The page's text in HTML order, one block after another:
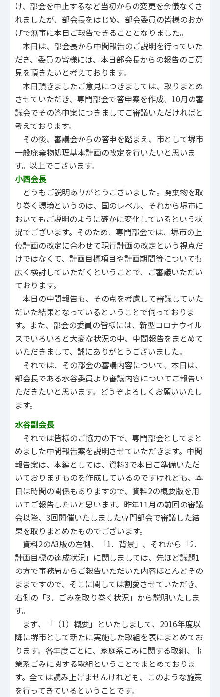
け、部会を中止するなど当初からの変更を余儀なくさ
れましたが、部会長をはじめ、部会委員の皆様のおか
げで無事に本日ご報告できることとなりました。
本日は、部会長から中間報告のご説明を行っていた
だき、委員の皆様には、本日部会長からの報告のご意
見を頂きたいと考えております。
本日頂きましたご意見につきましては、取りまとめ
させていただき、専門部会で答申案を作成、10月の審
議会でその答申案につきましてご審議いただければと
考えております。
その後、審議会からの答申を踏まえ、市として堺市
一般廃棄物処理基本計画の改定を行いたいと思いま
す。以上でございます。
小西会長
どうもご説明ありがとうございました。廃棄物を取
り巻く環境というのは、国のレベル、それから堺市に
おいてもご説明のように確かに変化しているという状
況でございます。そのため、専門部会では、堺市の上
位計画の改定に合わせて現行計画の改定という視点だ
けではなくて、計画目標項目や計画期間等についても
広く検討していただくということで、ご審議いただい
ております。
本日の中間報告も、その点を考慮して審議していた
だいた結果となっているということで伺っておりま
す。また、部会の委員の皆様には、新型コロナウイル
スでいろいろと大変な状況の中、中間報告をまとめて
いただきまして、誠にありがとうございました。
それでは、その部会の審議内容について、本日は、
部会長である水谷委員より審議内容についてご報告い
ただきたいと思います。どうぞよろしくお願いいたし
ます。
水谷副会長
それでは皆様のご協力の下で、専門部会としてまと
めました中間報告案を説明させていただきます。中間
報告案は、本編としては、資料3で本日ご準備いただ
いておりますものを作成しているのですけれども、本
日は時間の関係もありますので、資料2の概要版を用
いてご報告したいと思います。昨年11月の前回の審議
会以降、3回開催いたしました専門部会で審議した結
果を取りまとめたものでございます。
資料2のA3版の左側、「1．背景」、それから「2．
計画目標の達成状況」に関しましては、先ほど議題1
の方で事務局からご報告いただいた内容ほとんどその
ままですので、そこに関しては割愛させていただき、
右側の「3．ごみを取り巻く状況」から説明いたしま
す。
まず、「（1）概要」といたしまして、2016年度以
降に堺市として新たに実施した取組を表にまとめてお
ります。各年度ごとに、家庭系ごみに関する取組、事
業系ごみに関する取組ということでまとめておりま
す。全ては読み上げませんけれども、このような施策
を行ってきているということです。